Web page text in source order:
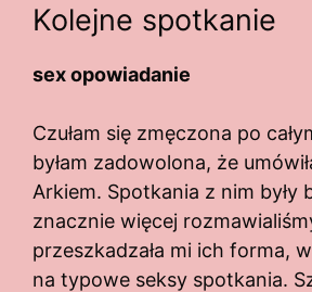
Kolejne spotkanie
sex opowiadanie
Czułam się zmęczona po
byłam zadowolona, że
Arkiem. Spotkania z nim były
znacznie więcej
przeszkadzała mi ich forma,
na typowe seksy spotkania.